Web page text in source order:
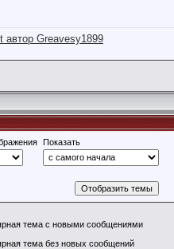
автор Greavesy1899
Показать
тема с новыми сообщениями
тема без новых сообщений